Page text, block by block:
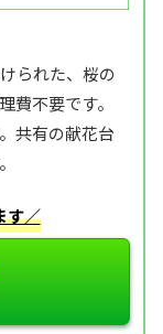
られた、桜の
費不要です。
共有の献花台
す／